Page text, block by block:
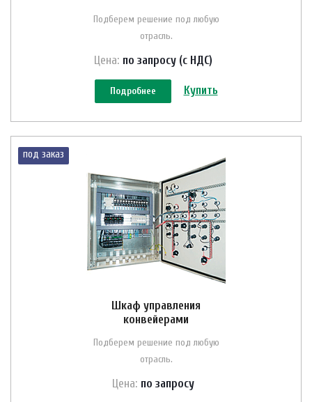
Подберем решение под любую
отрасль.
Цена: по запросу (с НДС)
Подробнее Купить
под заказ
Шкаф управления
конвейерами
Подберем решение под любую
отрасль.
Цена: по запросу